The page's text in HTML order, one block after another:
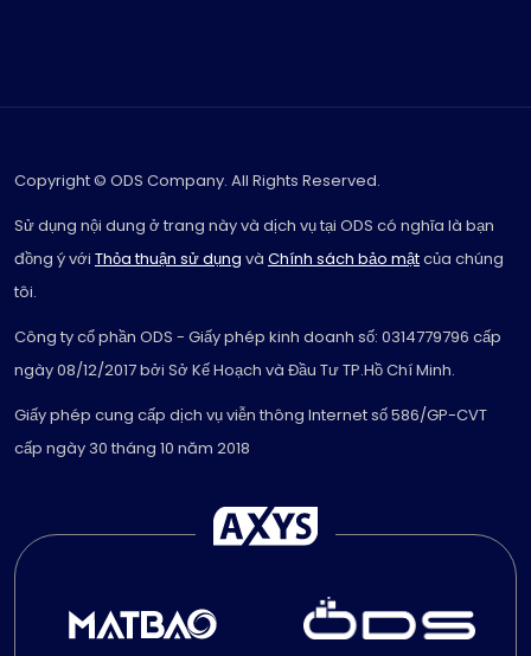
Copyright © ODS Company. All Rights Reserved.
Sử dụng nội dung ở trang này và dịch vụ tại ODS có nghĩa là bạn
đồng ý với Thỏa thuận sử dụng và Chính sách bảo mậtcủa chúng
tôi.
Công ty cổ phần ODS - Giấy phép kinh doanh số: 0314779796 cấp
ngày 08/12/2017 bởi Sở Kế Hoạch và Đầu Tư TP.Hồ Chí Minh.
Giấy phép cung cấp dịch vụ viễn thông Internet số 586/GP-CVT
cấp ngày 30 tháng 10 năm 2018